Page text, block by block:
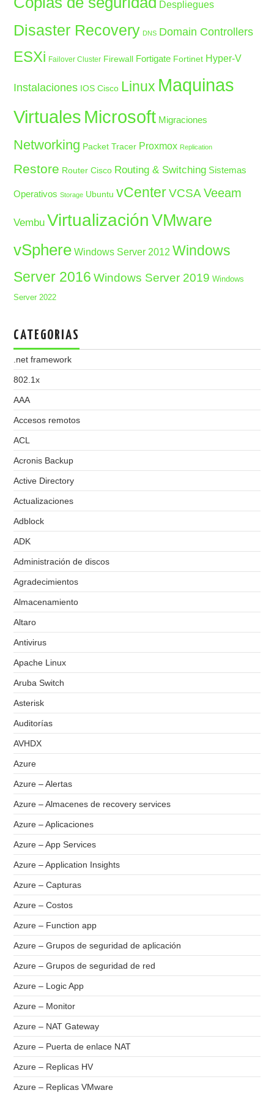
Despliegues
Disaster Recovery DNS Domain Controllers
ESXi Failover Cluster Firewall Fortigate Fortinet Hyper-V
Instalaciones IOS Cisco Linux Maquinas
Virtuales Microsoft Migraciones
Networking Packet Tracer Proxmox Replication
Restore Router Cisco Routing & Switching Sistemas
Operativos Storage Ubuntu vCenter VCSA Veeam
Vembu Virtualización VMware
vSphere Windows Server 2012 Windows
Server 2016 Windows Server 2019 Windows
Server 2022
CATEGORIAS
.net framework
802.1x
AAA
Accesos remotos
ACL
Acronis Backup
Active Directory
Actualizaciones
Adblock
ADK
Administración de discos
Agradecimientos
Almacenamiento
Altaro
Antivirus
Apache Linux
Aruba Switch
Asterisk
Auditorías
AVHDX
Azure
Azure – Alertas
Azure – Almacenes de recovery services
Azure – Aplicaciones
Azure – App Services
Azure – Application Insights
Azure – Capturas
Azure – Costos
Azure – Function app
Azure – Grupos de seguridad de aplicación
Azure – Grupos de seguridad de red
Azure – Logic App
Azure – Monitor
Azure – NAT Gateway
Azure – Puerta de enlace NAT
Azure – Replicas HV
Azure – Replicas VMware